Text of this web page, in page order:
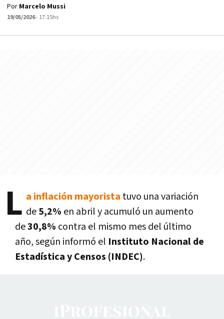
Por Marcelo Mussi
19/05/2026- 17:15hs
L a inflación mayorista tuvo una variación
de5,2% en abril y acumuló un aumento
de30,8% contra el mismo mes del último
año, según informó el Instituto Nacional de
Estadística y Censos (INDEC).